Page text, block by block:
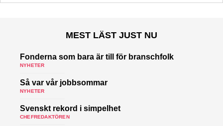
MEST LÄST JUST NU
Fonderna som bara är till för branschfolk
NYHETER
Så var vår jobbsommar
NYHETER
Svenskt rekord i simpelhet
CHEFREDAKTÖREN